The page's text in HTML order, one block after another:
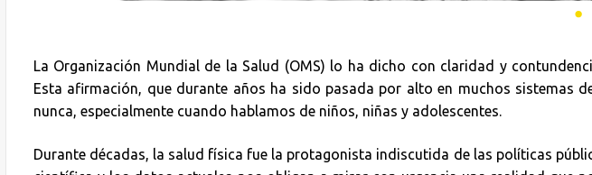
La Organización Mundial de la Salud (OMS) lo ha dicho con claridad y
Esta afirmación, que durante años ha sido pasada por alto en muchos sistemas
nunca, especialmente cuando hablamos de niños, niñas y adolescentes.
Durante décadas, la salud física fue la protagonista indiscutida de las políticas